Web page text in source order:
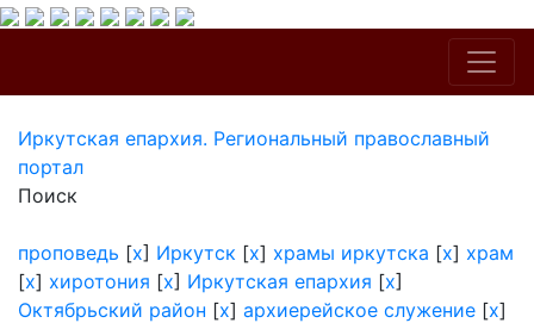
Иркутская епархия. Региональный православный
портал
Поиск
проповедь [x] Иркутск [x] храмы иркутска [x] храм
[x] хиротония [x] Иркутская епархия [x]
Октябрьский район [x] архиерейское служение [x]